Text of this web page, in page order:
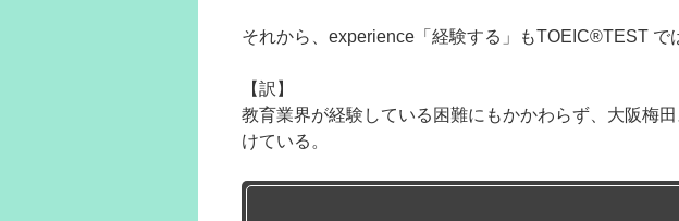
それから、experience「経験する」もTOEIC®TEST で
【訳】
教育業界が経験している困難にもかかわらず、大阪梅
けている。